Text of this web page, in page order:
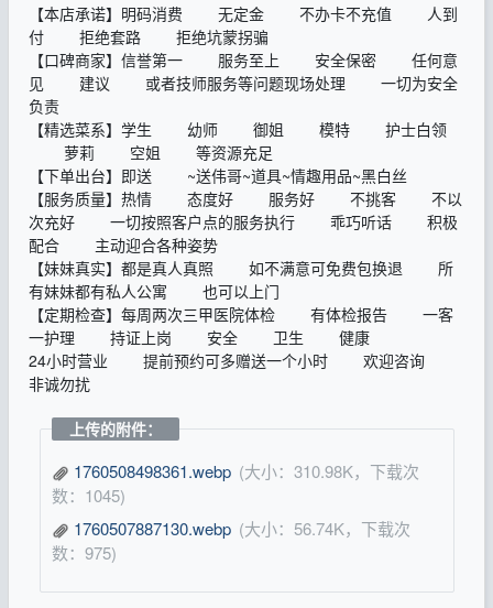
【本店承诺】明码消费 无定金 不办卡不充值 人到
付 拒绝套路 拒绝坑蒙拐骗
【口碑商家】信誉第一 服务至上 安全保密 任何意
见 建议 或者技师服务等问题现场处理 一切为安全
负责
【精选菜系】学生 幼师 御姐 模特 护士白领
萝莉 空姐 等资源充足
【下单出台】即送 ~送伟哥~道具~情趣用品~黑白丝
【服务质量】热情 态度好 服务好 不挑客 不以
次充好 一切按照客户点的服务执行 乖巧听话 积极
配合 主动迎合各种姿势
【妹妹真实】都是真人真照 如不满意可免费包换退 所
有妹妹都有私人公寓 也可以上门
【定期检查】每周两次三甲医院体检 有体检报告 一客
一护理 持证上岗 安全 卫生 健康
24小时营业 提前预约可多赠送一个小时 欢迎咨询
非诚勿扰
上传的附件：
1760508498361.webp (大小：310.98K，下载次
数：1045)
1760507887130.webp (大小：56.74K，下载次
数：975)